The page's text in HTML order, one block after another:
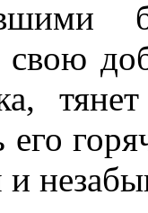
его